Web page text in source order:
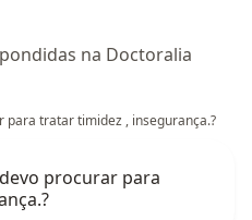
na Doctoralia
para tratar timidez , insegurança.?
procurar para